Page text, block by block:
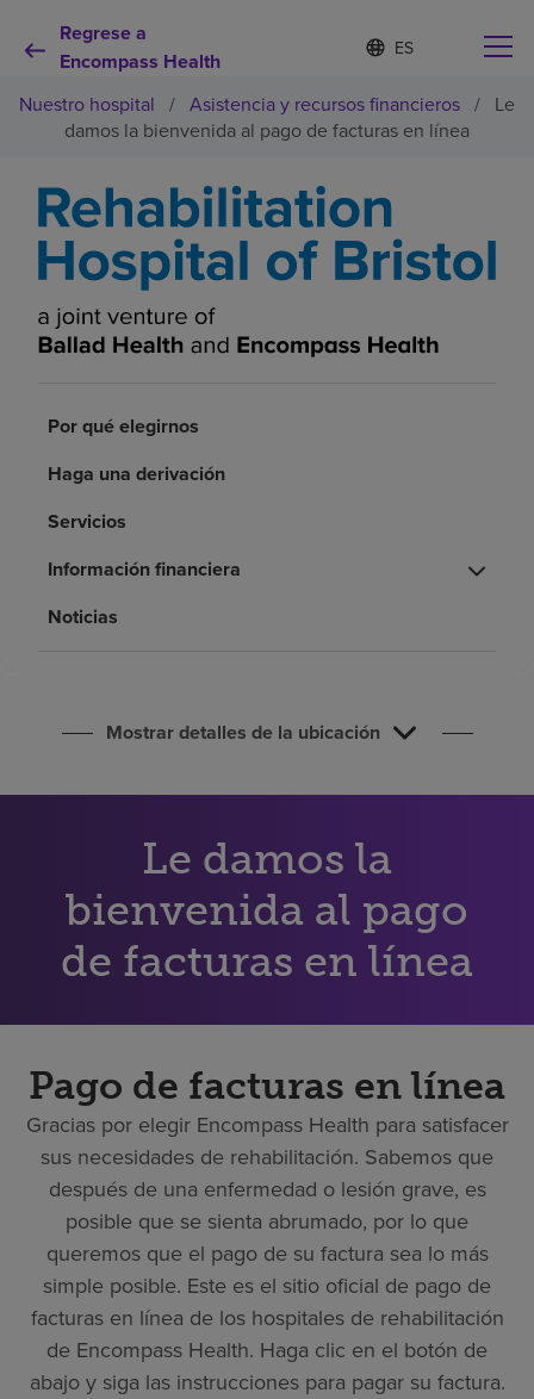
Regrese a
Encompass Health
Lista
de
contraída
d
o
m
e
e
c
o
n
Por qué debe elegirnos
Servicios de rehabilitación
Pacientes y cuidadores
Recursos de salud
Acerca de nosotros
Pagar mi factura
Nuestro hospital / Asistencia y recursos financieros / Le
damos la bienvenida al pago de facturas en línea
Por qué elegirnos
Haga una derivación
Servicios
Información financiera
Noticias
Mostrar detalles de la ubicación
Le damos la
bienvenida al pago
de facturas en línea
Pago de facturas en línea
Gracias por elegir Encompass Health para satisfacer
sus necesidades de rehabilitación. Sabemos que
después de una enfermedad o lesión grave, es
posible que se sienta abrumado, por lo que
queremos que el pago de su factura sea lo más
simple posible. Este es el sitio oficial de pago de
facturas en línea de los hospitales de rehabilitación
de Encompass Health. Haga clic en el botón de
abajo y siga las instrucciones para pagar su factura.